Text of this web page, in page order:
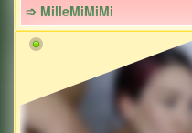
➩ MilleMiMiMi